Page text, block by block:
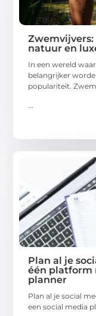
natuur en
In een wereld
belangrijker
populariteit.
...
Plan al je
één platform
planner
Plan al je social
een social media